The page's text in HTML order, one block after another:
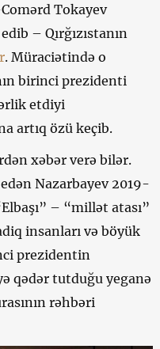
Tokayev
– Qırğızıstanın
. Müraciətində o
birinci prezidenti
etdiyi
artıq özü keçib.
xəbər verə bilər.
Nazarbayev 2019-
– “millət atası”
insanları və böyük
prezidentin
qədər tutduğu yeganə
rəhbəri